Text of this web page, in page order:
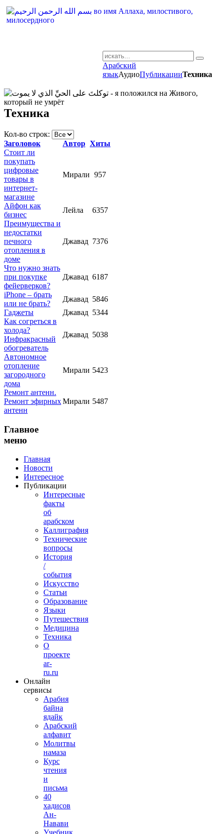
Арабский
языкАудиоПубликацииТехника
Техника
Кол-во строк:
Заголовок
Автор Хиты
Стоит ли
покупать
цифровые
товары в
интернет-
магазине
Мирали 957
Айфон как
бизнес
Лейла
6357
Преимущества и
недостатки
печного
отопления в
доме
Джавад 7376
Что нужно знать
при покупке
фейерверков?
Джавад 6187
iPhone – брать
или не брать?
Джавад 5846
Гаджеты
Джавад 5344
Как согреться в
холода?
Инфракрасный
обогреватель
Джавад 5038
Автономное
отопление
загородного
дома
Мирали 5423
Ремонт антенн.
Ремонт эфирных
антенн
Мирали 5487
Главное
меню
Главная
Новости
Интересное
Публикации
Интересные
факты
об
арабском
Каллиграфия
Технические
вопросы
История
/
события
Искусство
Статьи
Образование
Языки
Путешествия
Медицина
Техника
О
проекте
ar-
ru.ru
Онлайн
сервисы
Арабия
байна
ядайк
Арабский
алфавит
Молитвы
намаза
Курс
чтения
и
письма
40
хадисов
Ан-
Навави